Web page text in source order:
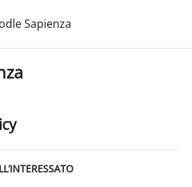
Sapienza